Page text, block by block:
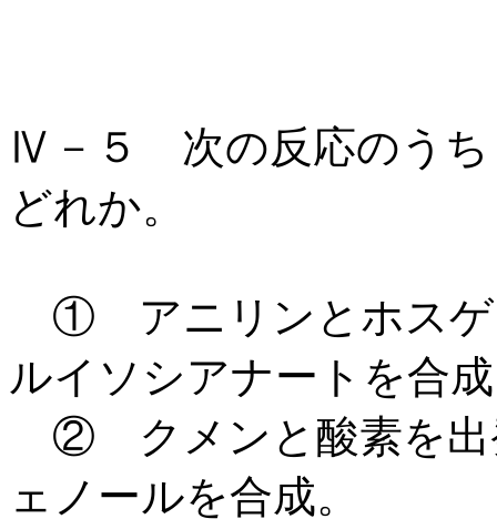
Ⅳ－５ 次の反応のうち
どれか。
① アニリンとホスゲ
ルイソシアナー
② クメンと酸素を出
ェノールを